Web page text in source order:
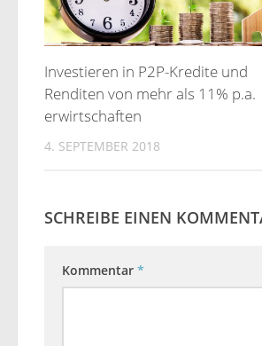
Investieren in P2P-Kredite und
Renditen von mehr als 11% p.a.
erwirtschaften
4. SEPTEMBER 2018
SCHREIBE EINEN
Kommentar *